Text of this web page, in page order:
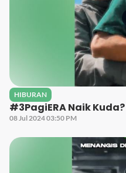
HIBURAN
#3PagiERA Naik Kuda?
08 Jul 2024 03:50 PM